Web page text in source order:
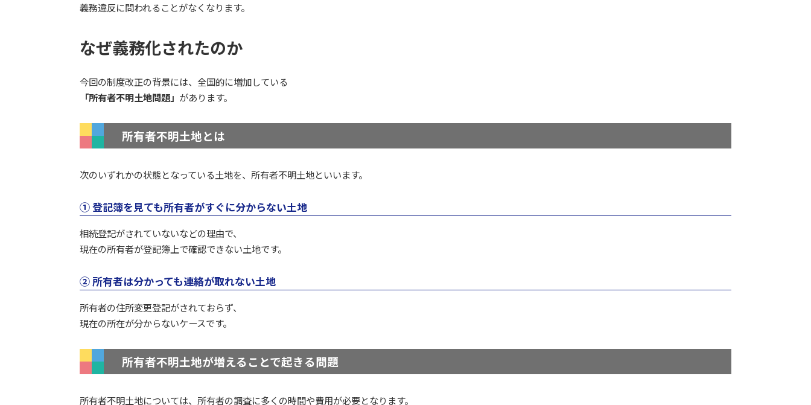
義務違反に問われることがなくなります。
なぜ義務化されたのか
今回の制度改正の背景には、全国的に増加している
「所有者不明土地問題」 があります。
所有者不明土地とは
次のいずれかの状態となっている土地を、所有者不明土地といいます。
① 登記簿を見ても所有者がすぐに分からない土地
相続登記がされていないなどの理由で、
現在の所有者が登記簿上で確認できない土地です。
② 所有者は分かっても連絡が取れない土地
所有者の住所変更登記がされておらず、
現在の所在が分からないケースです。
所有者不明土地が増えることで起きる問題
所有者不明土地については、所有者の調査に多くの時間や費用が必要となります。